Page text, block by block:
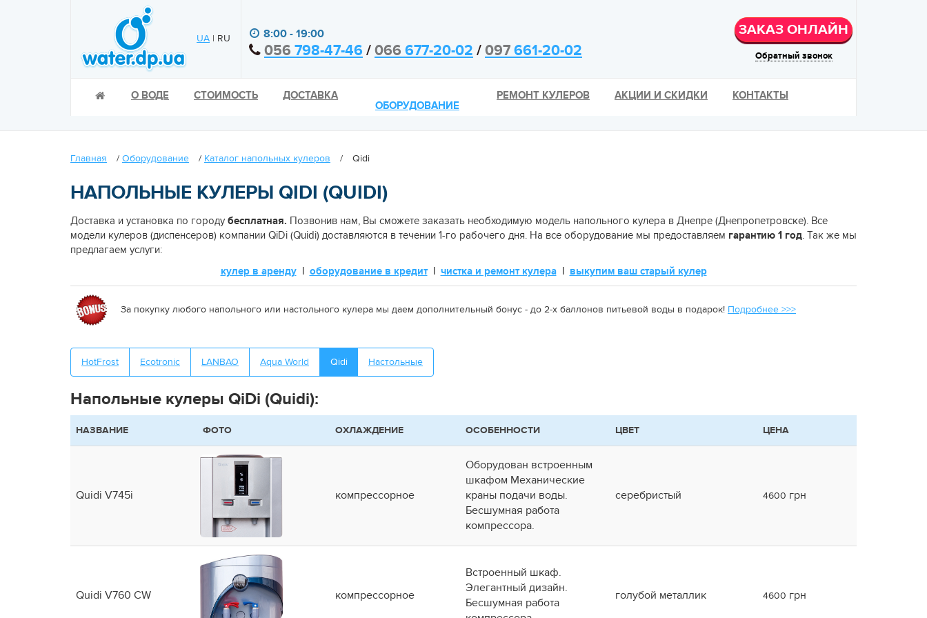
UA | RU 8:00 - 19:00
056 798-47-46 / 066 677-20-02 / 097 661-20-02
ЗАКАЗ ОНЛАЙН
Обратный звонок
О ВОДЕ СТОИМОСТЬ
ДОСТАВКА
ОБОРУДОВАНИЕ
РЕМОНТ КУЛЕРОВ АКЦИИ И СКИДКИ КОНТАКТЫ
Главная / Оборудование / Каталог напольных кулеров / Qidi
НАПОЛЬНЫЕ КУЛЕРЫ QIDI (QUIDI)
Доставка и установка по городу бесплатная. Позвонив нам, Вы сможете заказать необходимую модель напольного кулера в Днепре (Днепропетровске). Все
модели кулеров (диспенсеров) компании QiDi (Quidi) доставляются в течении 1-го рабочего дня. На все оборудование мы предоставляем гарантию 1 год. Так же мы
предлагаем услуги:
кулер в аренду| оборудование в кредит| чистка и ремонт кулера| выкупим ваш старый кулер
За покупку любого напольного или настольного кулера мы даем дополнительный бонус - до 2-х баллонов питьевой воды в подарок! Подробнее >>>
HotFrost Ecotronic LANBAO Aqua World Qidi Настольные
Напольные кулеры QiDi (Quidi):
НАЗВАНИЕ ФОТО ОХЛАЖДЕНИЕ ОСОБЕННОСТИ ЦВЕТ ЦЕНА
Quidi V745i компрессорное
Оборудован встроенным
шкафом Механические
краны подачи воды.
Бесшумная работа
компрессора.
серебристый 4600 грн
Quidi V760 CW компрессорное
Встроенный шкаф.
Элегантный дизайн.
Бесшумная работа
голубой металлик 4600 грн